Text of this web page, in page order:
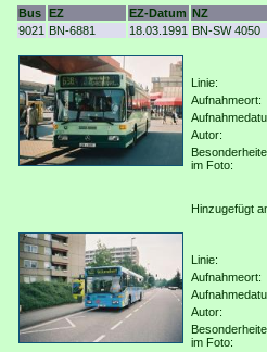
Bus EZ EZ-Datum NZ
9021 BN-6881 18.03.1991 BN-SW 4050
Linie:
Aufnahmeort:
Autor:
im Foto:
Hinzugefügt
Linie:
Aufnahmeort:
Autor:
im Foto: